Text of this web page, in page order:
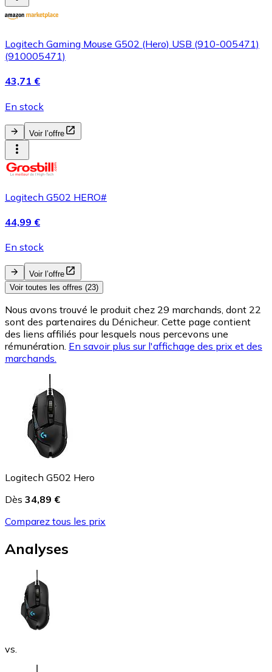
Logitech Gaming Mouse G502 (Hero) USB (910-005471)
(910005471)
43,71 €
En stock
Voir l’offre
Logitech G502 HERO#
44,99 €
En stock
Voir l’offre
Voir toutes les offres (23)
Nous avons trouvé le produit chez 29 marchands, dont 22
sont des partenaires du Dénicheur. Cette page contient
des liens affiliés pour lesquels nous percevons une
rémunération. En savoir plus sur l'affichage des prix et des
marchands.
Logitech G502 Hero
Dès 34,89 €
Comparez tous les prix
Analyses
vs.